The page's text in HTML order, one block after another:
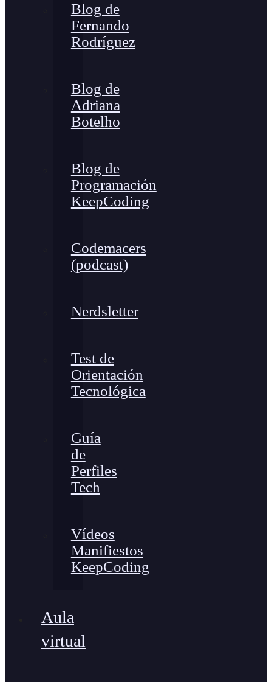
Blog de
Fernando
Rodríguez
Blog de
Adriana
Botelho
Blog de
Programación
KeepCoding
Codemacers
(podcast)
Nerdsletter
Test de
Orientación
Tecnológica
Guía
de
Perfiles
Tech
Vídeos
Manifiestos
KeepCoding
Aula
virtual